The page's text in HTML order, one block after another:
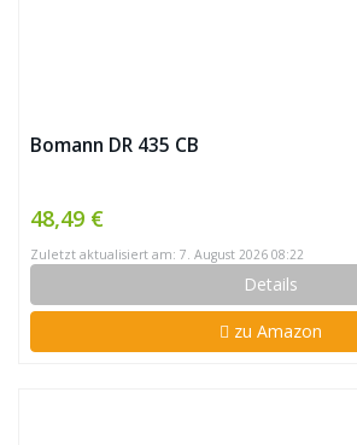
Bomann DR 435 CB
48,49 €
Zuletzt aktualisiert am: 7. August 2026 08:22
Details
zu Amazon